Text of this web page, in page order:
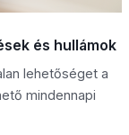
és hullámok
lehetőséget a
mindennapi